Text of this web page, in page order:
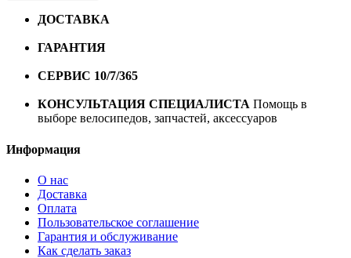
ДОСТАВКА
ГАРАНТИЯ
СЕРВИС 10/7/365
КОНСУЛЬТАЦИЯ СПЕЦИАЛИСТА Помощь в
выборе велосипедов, запчастей, аксессуаров
Информация
О нас
Доставка
Оплата
Пользовательское соглашение
Гарантия и обслуживание
Как сделать заказ